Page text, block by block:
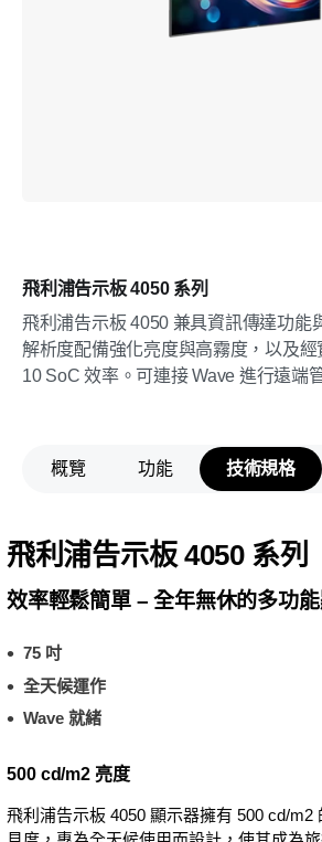
飛利浦告示板 4050 系列
飛利浦告示板 4050 兼具資訊傳達功能
解析度配備強化亮度與高霧度，以及經
10 SoC 效率。可連接 Wave 進行遠端
概覽 功能 技術規格
飛利浦告示板 4050 系列
效率輕鬆簡單 – 全年無休的多功
75 吋
全天候運作
Wave 就緒
500 cd/m2 亮度
飛利浦告示板 4050 顯示器擁有 500 cd/m2